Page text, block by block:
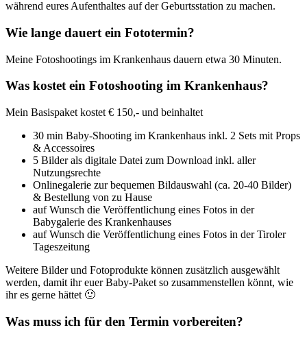
während eures Aufenthaltes auf der Geburtsstation zu machen.
Wie lange dauert ein Fototermin?
Meine Fotoshootings im Krankenhaus dauern etwa 30 Minuten.
Was kostet ein Fotoshooting im Krankenhaus?
Mein Basispaket kostet € 150,- und beinhaltet
30 min Baby-Shooting im Krankenhaus inkl. 2 Sets mit Props
& Accessoires
5 Bilder als digitale Datei zum Download inkl. aller
Nutzungsrechte
Onlinegalerie zur bequemen Bildauswahl (ca. 20-40 Bilder)
& Bestellung von zu Hause
auf Wunsch die Veröffentlichung eines Fotos in der
Babygalerie des Krankenhauses
auf Wunsch die Veröffentlichung eines Fotos in der Tiroler
Tageszeitung
Weitere Bilder und Fotoprodukte können zusätzlich ausgewählt
werden, damit ihr euer Baby-Paket so zusammenstellen könnt, wie
ihr es gerne hättet 🙂
Was muss ich für den Termin vorbereiten?